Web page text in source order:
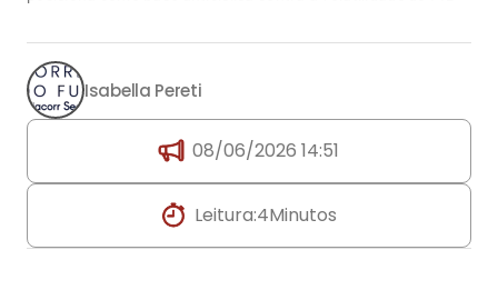
Isabella Pereti
08/06/2026 14:51
Leitura:4Minutos